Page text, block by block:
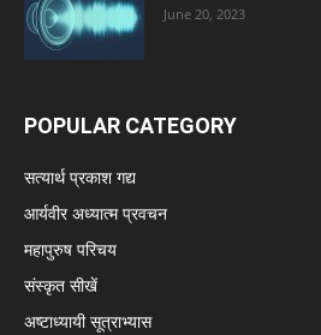
June 20, 2023
POPULAR CATEGORY
सत्यार्थ प्रकाश गद्य
आर्यवीर अध्यात्म प्रवचन
महापुरुष परिचय
संस्कृत सीखें
अष्टाध्यायी सूत्राभ्यास